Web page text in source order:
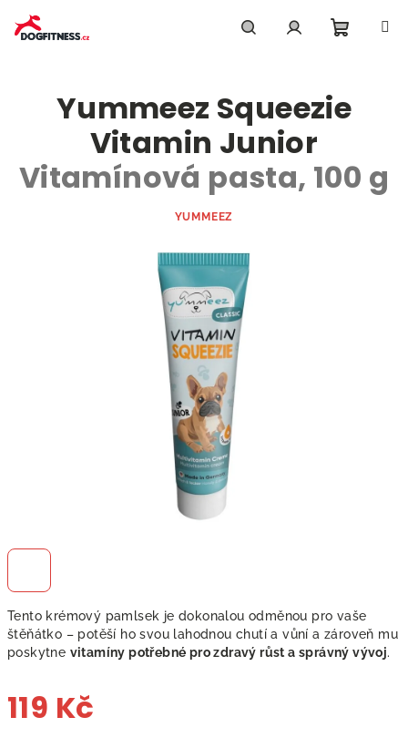
obsah
košík
Tento krémový pamlsek je dokonalou odměnou pro vaše
štěňátko – potěší ho svou lahodnou chutí a vůní a zároveň mu
poskytne vitamíny potřebné pro zdravý růst a správný vývoj.
119 Kč
Yummeez Squeezie
Vitamin Junior
Vitamínová pasta, 100 g
YUMMEEZ